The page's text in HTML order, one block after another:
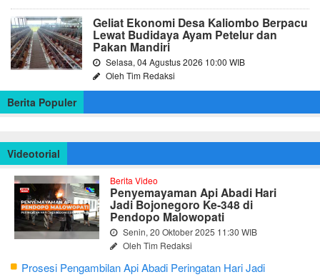
Geliat Ekonomi Desa Kaliombo Berpacu
Lewat Budidaya Ayam Petelur dan
Pakan Mandiri
Selasa, 04 Agustus 2026 10:00 WIB
Oleh Tim Redaksi
Berita Populer
Videotorial
Berita Video
Penyemayaman Api Abadi Hari
Jadi Bojonegoro Ke-348 di
Pendopo Malowopati
Senin, 20 Oktober 2025 11:30 WIB
Oleh Tim Redaksi
Prosesi Pengambilan Api Abadi Peringatan Hari Jadi